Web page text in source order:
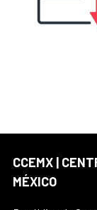
CCEMX |
MÉXICO